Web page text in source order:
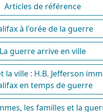
Articles de référence
à l'orée de la guerre
La guerre arrive en ville
la ville : H.B. Jefferson
en temps de guerre
les familles et la